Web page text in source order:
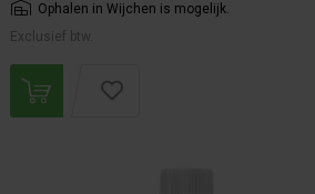
Ophalen in Wijchen is mogelijk.
Exclusief btw.